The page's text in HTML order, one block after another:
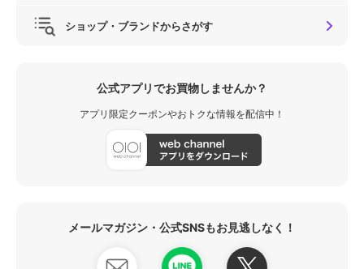
ショップ・ブランドからさがす
公式アプリでお買物しませんか？
アプリ限定クーポンやおトクな情報を配信中！
メールマガジン・公式SNSもお見逃しなく！